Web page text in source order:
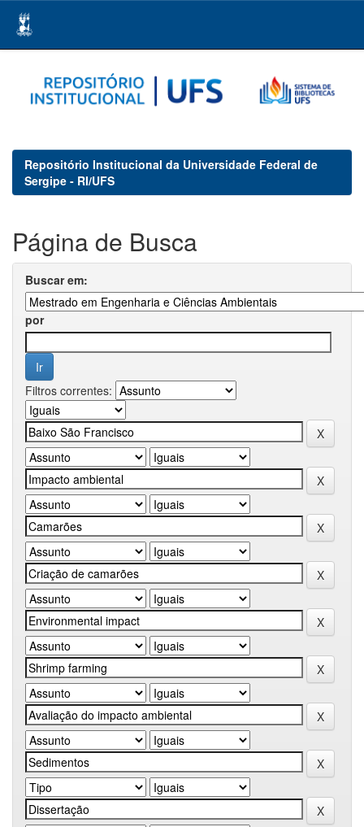
navigation
Repositório Institucional da Universidade Federal de
Sergipe - RI/UFS
Página de Busca
Buscar em:
por
Filtros correntes: